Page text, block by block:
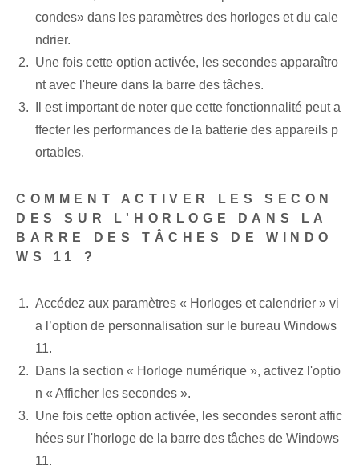
condes» dans⁤ les paramètres des ⁢horloges et du cale
ndrier.
Une fois cette option activée, les secondes apparaîtro
nt avec l'heure dans la barre des tâches.
Il est important de noter que cette fonctionnalité peut a
ffecter les performances de la batterie des appareils p
ortables.
COMMENT ACTIVER LES SECON
DES SUR L'HORLOGE DANS LA
BARRE DES TÂCHES DE WINDO
WS 11 ?
Accédez aux paramètres « Horloges et calendrier » vi
a l’option de personnalisation sur le bureau Windows
11.
Dans la section « Horloge numérique », ⁢activez l'optio
n « Afficher les secondes ».
Une fois cette option activée, les secondes seront affic
hées sur l'horloge de la barre des tâches de Windows
11.